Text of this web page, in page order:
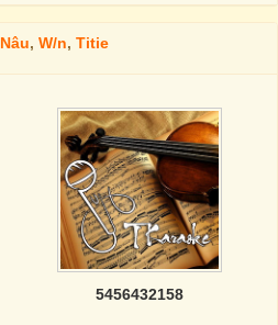
Nâu, W/n, Titie
5456432158